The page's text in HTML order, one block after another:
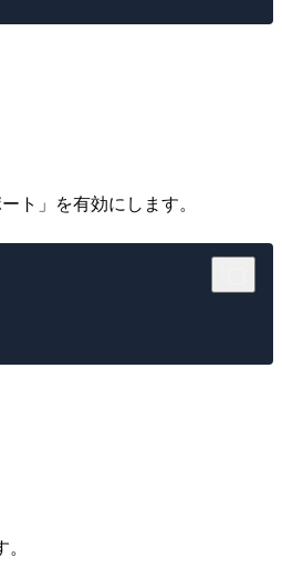
ト」を有効にします。